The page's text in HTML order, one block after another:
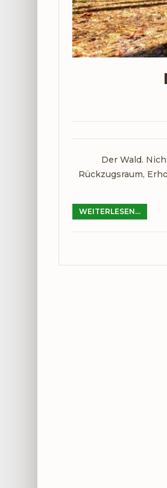
Der Wald.
Rückzugsraum,
WEITERLESEN...